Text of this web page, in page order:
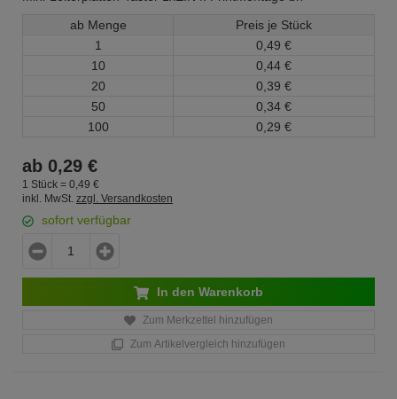
ab Menge
Preis je Stück
1
0, 49 €
10
0, 44 €
20
0, 39 €
50
0, 34 €
100
0, 29 €
ab 0,29 €
1 Stück = 0, 49 €
inkl. MwSt. zzgl. Versandkosten
sofort verfügbar
In den Warenkorb
Zum Merkzettel hinzufügen
Zum Artikelvergleich hinzufügen